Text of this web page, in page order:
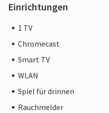
Einrichtungen
1 TV
Chromecast
Smart TV
WLAN
Spiel für drinnen
Rauchmelder